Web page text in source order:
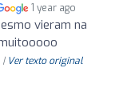
1 year ago
vieram na
| Ver texto original